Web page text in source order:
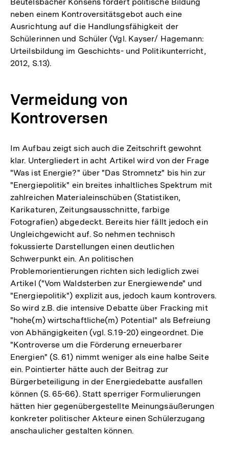
neben einem Kontroversitätsgebot auch eine
Ausrichtung auf die Handlungsfähigkeit der
Schülerinnen und Schüler (Vgl. Kayser/ Hagemann:
Urteilsbildung im Geschichts- und Politikunterricht,
2012, S.13).
Vermeidung von
Kontroversen
Im Aufbau zeigt sich auch die Zeitschrift gewohnt
klar. Untergliedert in acht Artikel wird von der Frage
"Was ist Energie?" über "Das Stromnetz" bis hin zur
"Energiepolitik" ein breites inhaltliches Spektrum mit
zahlreichen Materialeinschüben (Statistiken,
Karikaturen, Zeitungsausschnitte, farbige
Fotografien) abgedeckt. Bereits hier fällt jedoch ein
Ungleichgewicht auf. So nehmen technisch
fokussierte Darstellungen einen deutlichen
Schwerpunkt ein. An politischen
Problemorientierungen richten sich lediglich zwei
Artikel ("Vom Waldsterben zur Energiewende" und
"Energiepolitik") explizit aus, jedoch kaum kontrovers.
So wird z.B. die intensive Debatte über Fracking mit
"hohe(m) wirtschaftliche(m) Potential" als Befreiung
von Abhängigkeiten (vgl. S.19-20) eingeordnet. Die
"Kontroverse um die Förderung erneuerbarer
Energien" (S. 61) nimmt weniger als eine halbe Seite
ein. Pointierter hätte auch der Beitrag zur
Bürgerbeteiligung in der Energiedebatte ausfallen
können (S. 65-66). Statt sperriger Formulierungen
hätten hier gegenübergestellte Meinungsäußerungen
konkreter politischer Akteure einen Schülerzugang
anschaulicher gestalten können.